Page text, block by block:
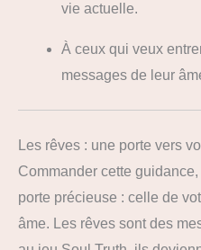
vie actuelle.
À ceux qui veux
messages de leur
Les rêves : une porte vers
Commander cette guidance,
porte précieuse : celle de
âme. Les rêves sont des